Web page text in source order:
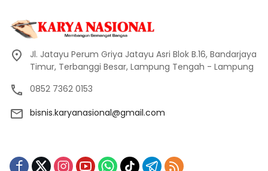
Jl. Jatayu Perum Griya Jatayu Asri Blok B.16, Bandarjaya
Timur, Terbanggi Besar, Lampung Tengah - Lampung
0852 7362 0153
bisnis.karyanasional@gmail.com